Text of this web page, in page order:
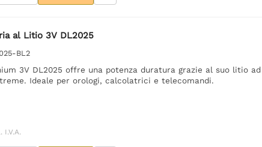
al Litio 3V DL2025
BL2
3V DL2025 offre una potenza duratura grazie al suo litio
Ideale per orologi, calcolatrici e telecomandi.
I.V.A.